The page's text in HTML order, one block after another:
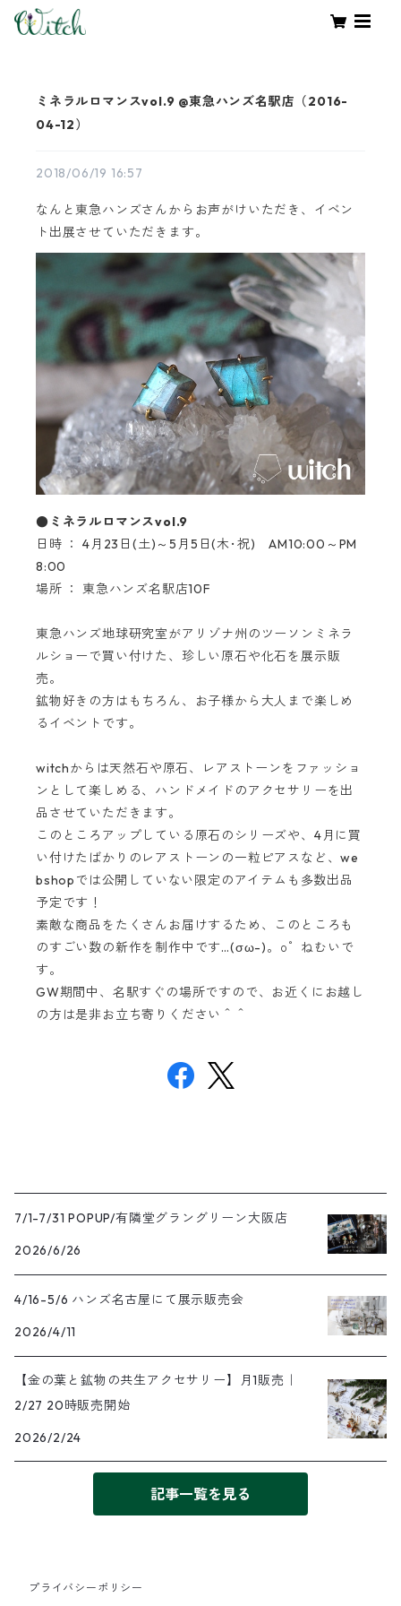
ミネラルロマンスvol.9 @東急ハンズ名駅店（2016-
04-12）
2018/06/19 16:57
なんと東急ハンズさんからお声がけいただき、イベン
ト出展させていただきます。
●ミネラルロマンスvol.9
日時 ： 4月23日(土)～5月5日(木･祝) AM10:00～PM
8:00
場所 ： 東急ハンズ名駅店10F
東急ハンズ地球研究室がアリゾナ州のツーソンミネラ
ルショーで買い付けた、珍しい原石や化石を展示販
売。
鉱物好きの方はもちろん、お子様から大人まで楽しめ
るイベントです。
witchからは天然石や原石、レアストーンをファッショ
ンとして楽しめる、ハンドメイドのアクセサリーを出
品させていただきます。
このところアップしている原石のシリーズや、4月に買
い付けたばかりのレアストーンの一粒ピアスなど、we
bshopでは公開していない限定のアイテムも多数出品
予定です！
素敵な商品をたくさんお届けするため、このところも
のすごい数の新作を制作中です…(σω-)。о゜ねむいで
す。
GW期間中、名駅すぐの場所ですので、お近くにお越し
の方は是非お立ち寄りください＾＾
7/1-7/31 POPUP/有隣堂グラングリーン大阪店
2026/6/26
4/16-5/6 ハンズ名古屋にて展示販売会
2026/4/11
【金の葉と鉱物の共生アクセサリー】月1販売｜
2/27 20時販売開始
2026/2/24
記事一覧を見る
プライバシーポリシー